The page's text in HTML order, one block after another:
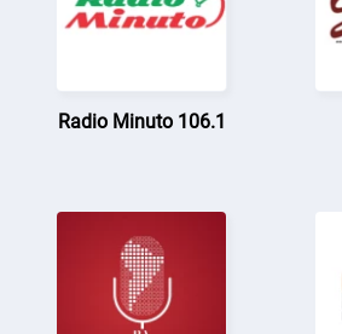
Radio Minuto 106.1